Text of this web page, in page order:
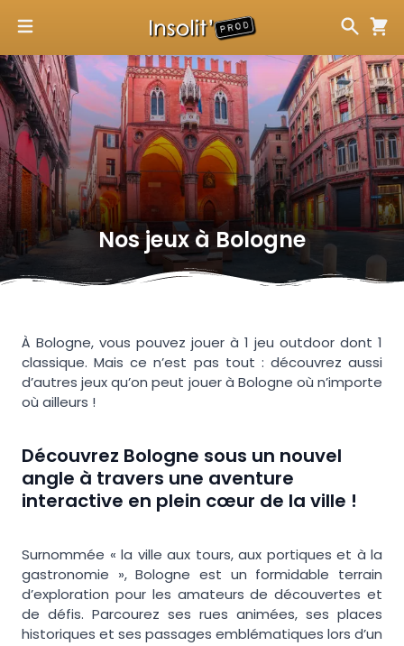
Nos jeux à Bologne
À Bologne, vous pouvez jouer à 1 jeu outdoor dont 1
classique. Mais ce n’est pas tout : découvrez aussi
d’autres jeux qu’on peut jouer à Bologne où n’importe
où ailleurs !
Découvrez Bologne sous un nouvel
angle à travers une aventure
interactive en plein cœur de la ville !
Surnommée « la ville aux tours, aux portiques et à la
gastronomie », Bologne est un formidable terrain
d’exploration pour les amateurs de découvertes et
de défis. Parcourez ses rues animées, ses places
historiques et ses passages emblématiques lors d’un